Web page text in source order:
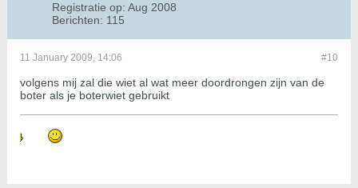
Registratie op: Aug 2008
Berichten: 115
#10
11 January 2009, 14:06
volgens mij zal die wiet al wat meer doordrongen zijn van de
boter als je boterwiet gebruikt